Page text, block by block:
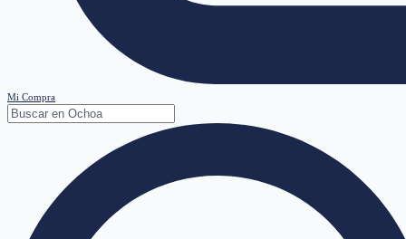
Mi Compra